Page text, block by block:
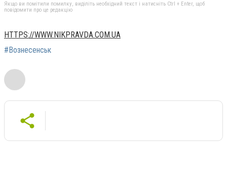
Якщо ви помітили помилку, виділіть необхідний текст і натисніть Ctrl + Enter, щоб
повідомити про це редакцію
HTTPS://WWW.NIKPRAVDA.COM.UA
#Вознесенськ